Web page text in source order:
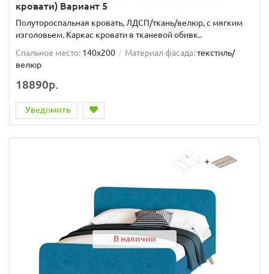
кровати) Вариант 5
Полутороспальная кровать, ЛДСП/ткань/велюр, с мягким
изголовьем. Каркас кровати в тканевой обивк..
Спальное место: 140x200 Материал фасада:текстиль/
велюр
18890р.
Уведомить
В наличии